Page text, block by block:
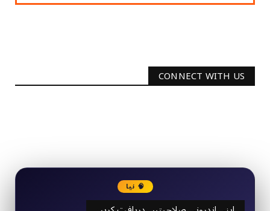
CONNECT WITH US
🧠 نیا